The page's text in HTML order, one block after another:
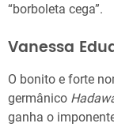
“borboleta cega”.
Vanessa
O bonito e forte
germânico
ganha o